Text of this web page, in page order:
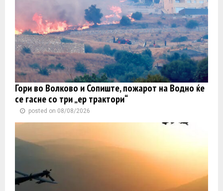
Гори во Волково и Сопиште, пожарот на Водно ќе
се гасне со три „ер трактори“
posted on 08/08/2026